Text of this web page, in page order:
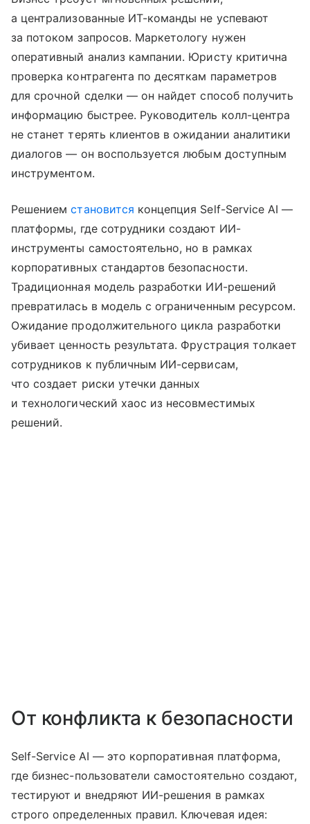
а централизованные ИТ-команды не успевают
за потоком запросов. Маркетологу нужен
оперативный анализ кампании. Юристу критична
проверка контрагента по десяткам параметров
для срочной сделки — он найдет способ получить
информацию быстрее. Руководитель колл-центра
не станет терять клиентов в ожидании аналитики
диалогов — он воспользуется любым доступным
инструментом.
Решениемстановится концепция Self-Service AI —
платформы, где сотрудники создают ИИ-
инструменты самостоятельно, но в рамках
корпоративных стандартов безопасности.
Традиционная модель разработки ИИ-решений
превратилась в модель с ограниченным ресурсом.
Ожидание продолжительного цикла разработки
убивает ценность результата. Фрустрация толкает
сотрудников к публичным ИИ-сервисам,
что создает риски утечки данных
и технологический хаос из несовместимых
решений.
От конфликта к безопасности
Self-Service AI — это корпоративная платформа,
где бизнес-пользователи самостоятельно создают,
тестируют и внедряют ИИ-решения в рамках
строго определенных правил. Ключевая идея: